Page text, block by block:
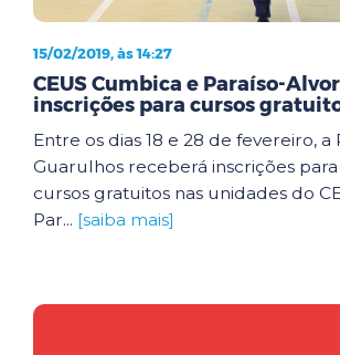
15/02/2019, às 14:27
CEUS Cumbica e Paraíso-
inscrições para cursos
Entre os dias 18 e 28 de fevereiro,
Guarulhos receberá inscrições
cursos gratuitos nas unidades do
Par... [saiba mais]